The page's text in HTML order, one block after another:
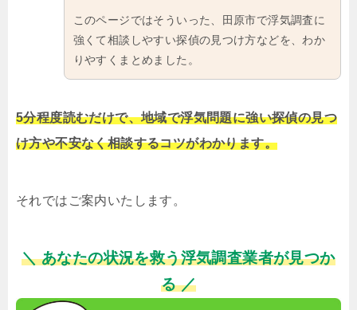
このページではそういった、田原市で浮気調査に
強くて相談しやすい探偵の見つけ方などを、わか
りやすくまとめました。
5分程度読むだけで、地域で浮気問題に強い探偵の見つ
け方や不安なく相談するコツがわかります。
それではご案内いたします。
＼ あなたの状況を救う浮気調査業者が見つか
る ／